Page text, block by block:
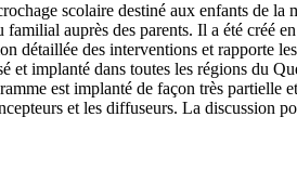
scolaire destiné aux enfants de
auprès des parents. Il a été créé
détaillée des interventions et rapporte
et implanté dans toutes les régions du
est implanté de façon très
et les diffuseurs. La discussion